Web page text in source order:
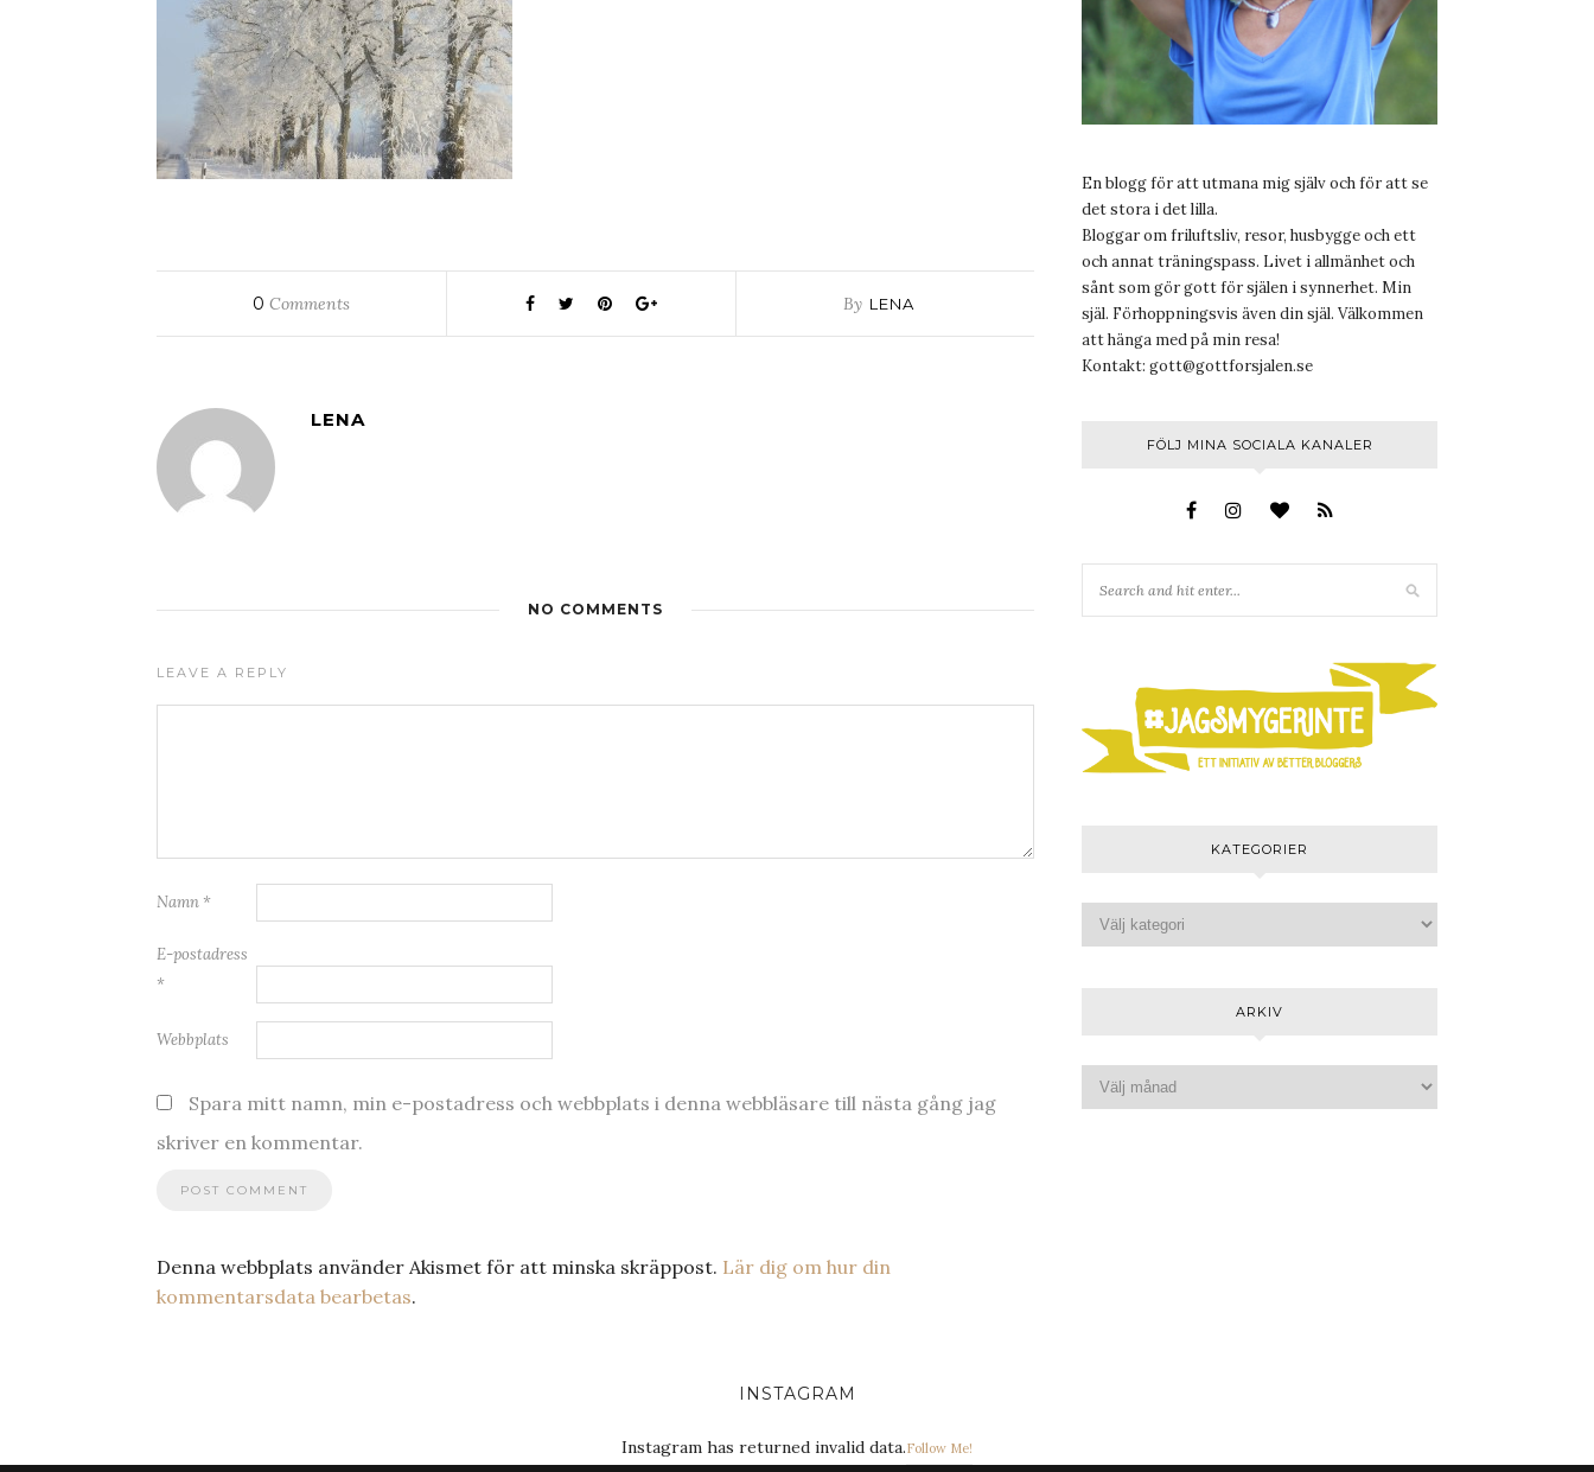
0 Comments By LENA
LENA
NO COMMENTS
LEAVE A REPLY
Namn *
E-postadress
*
Webbplats
Spara mitt namn, min e-postadress och webbplats i denna webbläsare till nästa gång jag
skriver en kommentar.
Denna webbplats använder Akismet för att minska skräppost. Lär dig om hur din
kommentarsdata bearbetas.
En blogg för att utmana mig själv och för att se
det stora i det lilla.
Bloggar om friluftsliv, resor, husbygge och ett
och annat träningspass. Livet i allmänhet och
sånt som gör gott för själen i synnerhet. Min
själ. Förhoppningsvis även din själ. Välkommen
att hänga med på min resa!
Kontakt: gott@gottforsjalen.se
FÖLJ MINA SOCIALA KANALER
KATEGORIER
ARKIV
INSTAGRAM
Instagram has returned invalid data.Follow Me!